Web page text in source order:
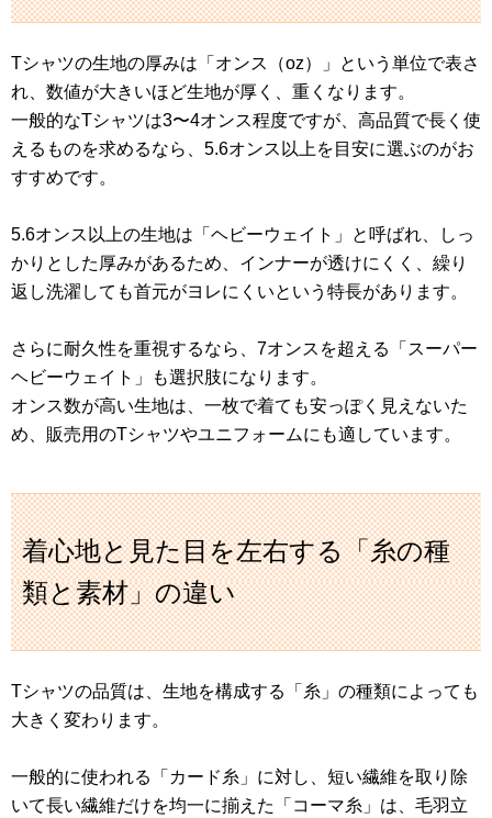
Tシャツの生地の厚みは「オンス（oz）」という単位で表さ
れ、数値が大きいほど生地が厚く、重くなります。
一般的なTシャツは3〜4オンス程度ですが、高品質で長く使
えるものを求めるなら、5.6オンス以上を目安に選ぶのがお
すすめです。
5.6オンス以上の生地は「ヘビーウェイト」と呼ばれ、しっ
かりとした厚みがあるため、インナーが透けにくく、繰り
返し洗濯しても首元がヨレにくいという特長があります。
さらに耐久性を重視するなら、7オンスを超える「スーパー
ヘビーウェイト」も選択肢になります。
オンス数が高い生地は、一枚で着ても安っぽく見えないた
め、販売用のTシャツやユニフォームにも適しています。
着心地と見た目を左右する「糸の種
類と素材」の違い
Tシャツの品質は、生地を構成する「糸」の種類によっても
大きく変わります。
一般的に使われる「カード糸」に対し、短い繊維を取り除
いて長い繊維だけを均一に揃えた「コーマ糸」は、毛羽立